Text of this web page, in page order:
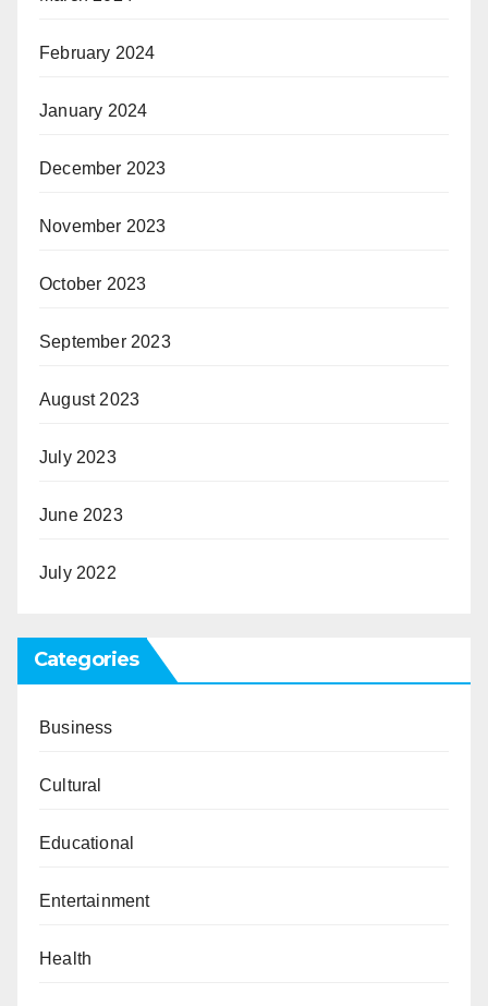
February 2024
January 2024
December 2023
November 2023
October 2023
September 2023
August 2023
July 2023
June 2023
July 2022
Categories
Business
Cultural
Educational
Entertainment
Health